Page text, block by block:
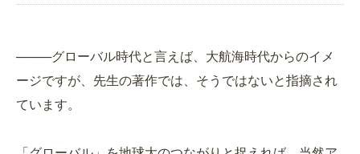
────グローバル時代と言えば、大航海時代からのイメ
ージですが、先生の著作では、そうではないと指摘され
ています。